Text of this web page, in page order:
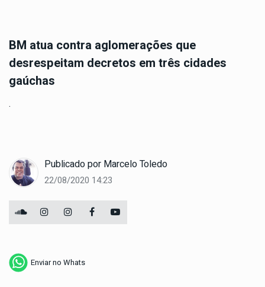
BM atua contra aglomerações que
desrespeitam decretos em três cidades
gaúchas
.
Publicado por Marcelo Toledo
22/08/2020 14:23
Enviar no Whats